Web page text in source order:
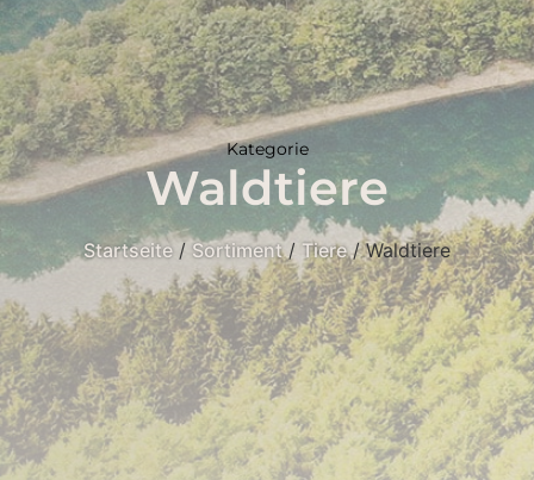
Kategorie
Waldtiere
Startseite / Sortiment/ Tiere/ Waldtiere